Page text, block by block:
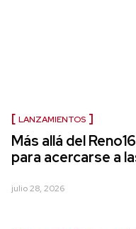
LANZAMIENTOS
Más allá del
para acercarse a
julio 28, 2026